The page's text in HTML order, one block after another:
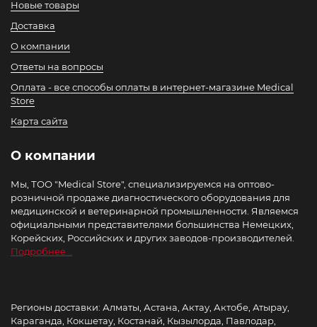
Новые товары
Доставка
О компании
Ответы на вопросы
Оплата - все способы оплаты в интернет-магазине Medical
Store
Карта сайта
О компании
Мы, ТОО "Medical Store", специализируемся на оптово-
розничной продаже диагностического оборудования для
медицинской и ветеринарной промышленности. Являемся
официальными представителями большинства Немецких,
Корейских, Российских и других заводов-производителей.
Подробнее...
Регионы доставки: Алматы, Астана, Актау, Актобе, Атырау,
Караганда, Кокшетау, Костанай, Кызылорда, Павлодар,